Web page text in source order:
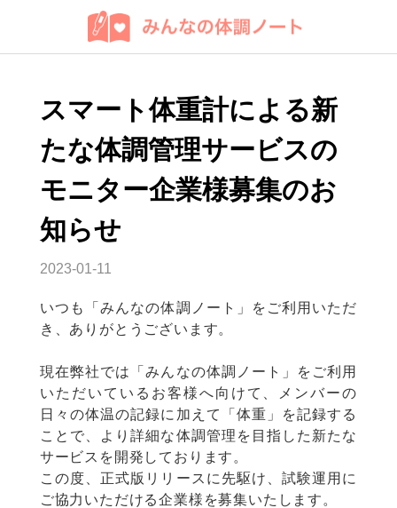
スマート体重計による新
たな体調管理サービスの
モニター企業様募集のお
知らせ
2023-01-11
いつも「みんなの体調ノート」をご利用いただ
き、ありがとうございます。
現在弊社では「みんなの体調ノート」をご利用
いただいているお客様へ向けて、メンバーの
日々の体温の記録に加えて「体重」を記録する
ことで、より詳細な体調管理を目指した新たな
サービスを開発しております。
この度、正式版リリースに先駆け、試験運用に
ご協力いただける企業様を募集いたします。